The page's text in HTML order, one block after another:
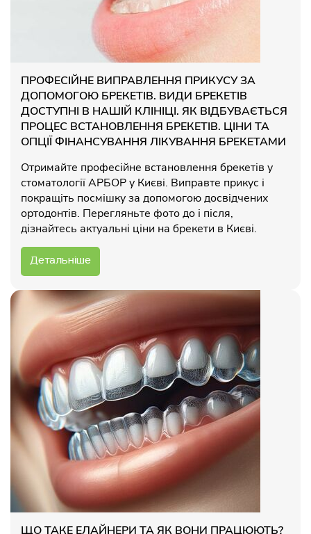
ПРОФЕСІЙНЕ ВИПРАВЛЕННЯ ПРИКУСУ ЗА
ДОПОМОГОЮ БРЕКЕТІВ. ВИДИ БРЕКЕТІВ
ДОСТУПНІ В НАШІЙ КЛІНІЦІ. ЯК ВІДБУВАЄТЬСЯ
ПРОЦЕС ВСТАНОВЛЕННЯ БРЕКЕТІВ. ЦІНИ ТА
ОПЦІЇ ФІНАНСУВАННЯ ЛІКУВАННЯ БРЕКЕТАМИ
Отримайте професійне встановлення брекетів у
стоматології АРБОР у Києві. Виправте прикус і
покращіть посмішку за допомогою досвідчених
ортодонтів. Перегляньте фото до і після,
дізнайтесь актуальні ціни на брекети в Києві.
Детальніше
ЩО ТАКЕ ЕЛАЙНЕРИ ТА ЯК ВОНИ ПРАЦЮЮТЬ?